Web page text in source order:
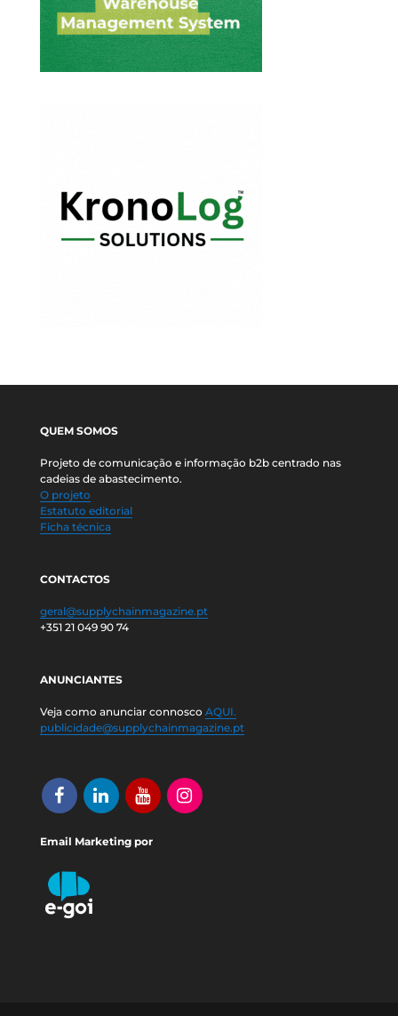
QUEM SOMOS
Projeto de comunicação e informação b2b centrado nas
cadeias de abastecimento.
O projeto
Estatuto editorial
Ficha técnica
CONTACTOS
geral@supplychainmagazine.pt
+351 21 049 90 74
ANUNCIANTES
Veja como anunciar connosco AQUI.
publicidade@supplychainmagazine.pt
Email Marketing por